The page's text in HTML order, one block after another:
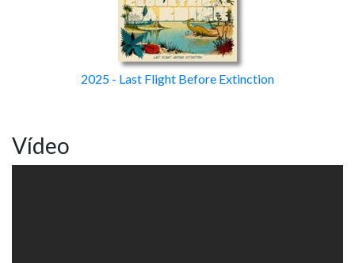
2025 - Last Flight Before Extinction
Vídeo